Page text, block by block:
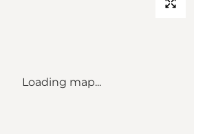
Loading map...